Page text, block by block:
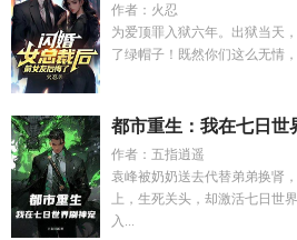
作者：火忍
为爱顶罪入狱六年。出狱当天
了绿帽子！既然你们这么无情
都市重生：我在七日世
作者：五指逍遥
袁峰被奶奶送去代替弟弟换肾
上，生死关头，却激活七日世
入...